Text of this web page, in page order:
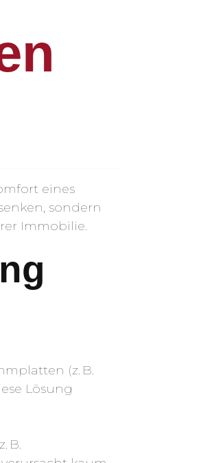
eines
sondern
Immobilie.
(z. B.
Lösung
B.